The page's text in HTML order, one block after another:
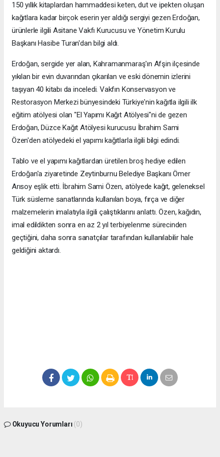
150 yıllık kitaplardan hammaddesi keten, dut ve ipekten oluşan
kağıtlara kadar birçok eserin yer aldığı sergiyi gezen Erdoğan,
ürünlerle ilgili Asitane Vakfı Kurucusu ve Yönetim Kurulu
Başkanı Hasibe Turan'dan bilgi aldı.
Erdoğan, sergide yer alan, Kahramanmaraş'ın Afşin ilçesinde
yıkılan bir evin duvarından çıkarılan ve eski dönemin izlerini
taşıyan 40 kitabı da inceledi. Vakfın Konservasyon ve
Restorasyon Merkezi bünyesindeki Türkiye'nin kağıtla ilgili ilk
eğitim atölyesi olan "El Yapımı Kağıt Atölyesi"ni de gezen
Erdoğan, Düzce Kağıt Atölyesi kurucusu İbrahim Sami
Özen'den atölyedeki el yapımı kağıtlarla ilgili bilgi edindi.
Tablo ve el yapımı kağıtlardan üretilen broş hediye edilen
Erdoğan'a ziyaretinde Zeytinburnu Belediye Başkanı Ömer
Arısoy eşlik etti. İbrahim Sami Özen, atölyede kağıt, geleneksel
Türk süsleme sanatlarında kullanılan boya, fırça ve diğer
malzemelerin imalatıyla ilgili çalıştıklarını anlattı. Özen, kağıdın,
imal edildikten sonra en az 2 yıl terbiyelenme sürecinden
geçtiğini, daha sonra sanatçılar tarafından kullanılabilir hale
geldiğini aktardı.
Okuyucu Yorumları (0)